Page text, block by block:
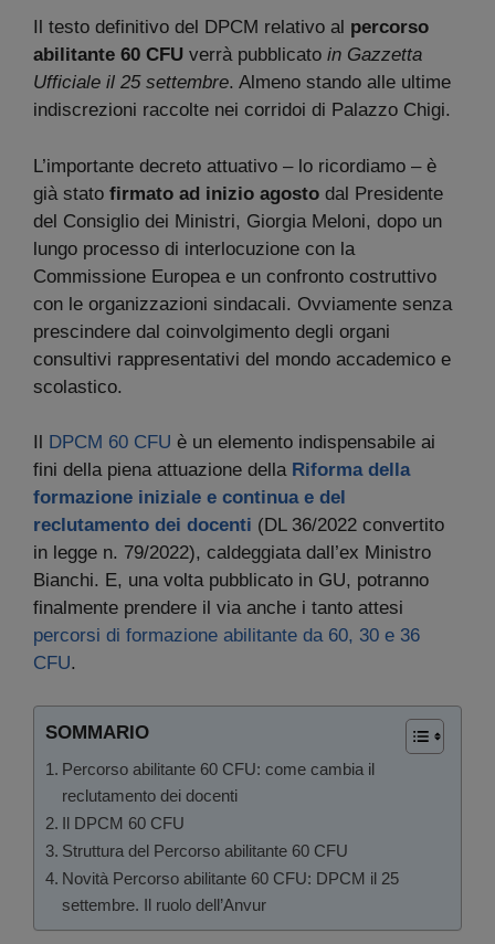
Il testo definitivo del DPCM relativo al percorso
abilitante 60 CFU verrà pubblicato in Gazzetta
Ufficiale il 25 settembre. Almeno stando alle ultime
indiscrezioni raccolte nei corridoi di Palazzo Chigi.
L’importante decreto attuativo – lo ricordiamo – è
già stato firmato ad inizio agosto dal Presidente
del Consiglio dei Ministri, Giorgia Meloni, dopo un
lungo processo di interlocuzione con la
Commissione Europea e un confronto costruttivo
con le organizzazioni sindacali. Ovviamente senza
prescindere dal coinvolgimento degli organi
consultivi rappresentativi del mondo accademico e
scolastico.
DPCM 60 CFU è un elemento indispensabile ai
fini della piena attuazione della Riforma della
formazione iniziale e continua e del
reclutamento dei docenti (DL 36/2022 convertito
in legge n. 79/2022), caldeggiata dall’ex Ministro
Bianchi. E, una volta pubblicato in GU, potranno
finalmente prendere il via anche i tanto attesi
percorsi di formazione abilitante da 60, 30 e 36
CFU.
SOMMARIO
Percorso abilitante 60 CFU: come cambia il
reclutamento dei docenti
Il DPCM 60 CFU
Struttura del Percorso abilitante 60 CFU
Novità Percorso abilitante 60 CFU: DPCM il 25
settembre. Il ruolo dell’Anvur